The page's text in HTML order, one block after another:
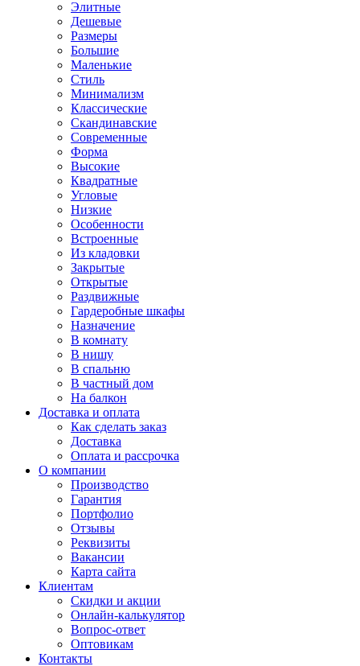
Элитные
Дешевые
Размеры
Большие
Маленькие
Стиль
Минимализм
Классические
Скандинавские
Современные
Форма
Высокие
Квадратные
Угловые
Низкие
Особенности
Встроенные
Из кладовки
Закрытые
Открытые
Раздвижные
Гардеробные шкафы
Назначение
В комнату
В нишу
В спальню
В частный дом
На балкон
Доставка и оплата
Как сделать заказ
Доставка
Оплата и рассрочка
О компании
Производство
Гарантия
Портфолио
Отзывы
Реквизиты
Вакансии
Карта сайта
Клиентам
Скидки и акции
Онлайн-калькулятор
Вопрос-ответ
Оптовикам
Контакты